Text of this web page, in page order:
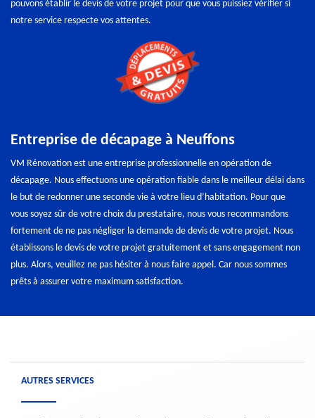
pouvons établir le devis de votre projet pour que vous puissiez vérifier si
notre service respecte vos attentes.
Entreprise de décapage à Neuffons
VM Rénovation est une entreprise professionnelle en opération de
décapage. Nous effectuons une opération fiable dans le meilleur délai dans
le but de redonner une seconde vie à votre lieu d’habitation. Pour que
vous soyez sûr de votre choix du prestataire, nous vous recommandons
fortement de ne pas négliger la demande de devis de votre projet. Nous
établissons le devis de votre projet gratuitement et sans engagement non
plus. Alors, veuillez ne pas hésiter à nous faire appel. Car nous sommes
prêts à assurer votre maximum satisfaction.
AUTRES SERVICES